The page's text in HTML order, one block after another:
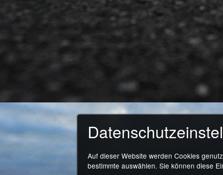
Auf dieser Website werden Cookies
bestimmte auswählen. Sie können diese